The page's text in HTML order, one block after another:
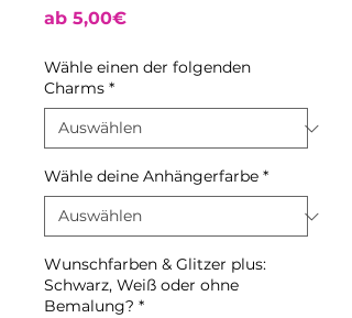
ab 5,00€Sale-
Wähle einen der folgenden
Charms *
Wähle deine Anhängerfarbe *
Wunschfarben & Glitzer plus:
Schwarz, Weiß oder ohne
Bemalung? *